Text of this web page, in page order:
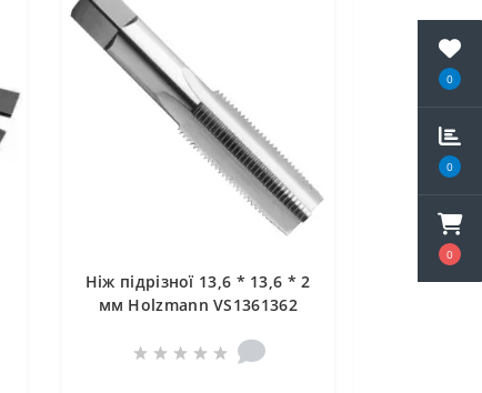
0
0
0
Ніж підрізної 13,6 * 13,6 * 2
мм Holzmann VS1361362